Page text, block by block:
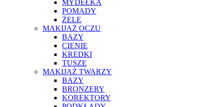
MYDEŁKA
POMADY
ŻELE
MAKIJAŻ OCZU
BAZY
CIENIE
KREDKI
TUSZE
MAKIJAŻ TWARZY
BAZY
BRONZERY
KOREKTORY